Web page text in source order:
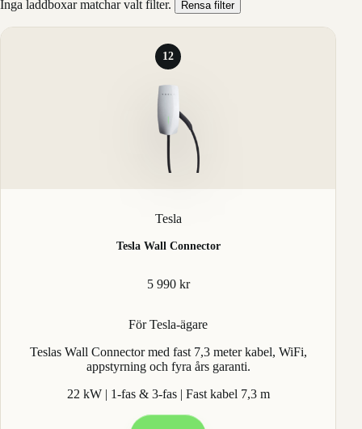
Inga laddboxar matchar valt filter. Rensa filter
12
Tesla
Tesla Wall Connector
5 990 kr
För Tesla-ägare
Teslas Wall Connector med fast 7,3 meter kabel, WiFi,
appstyrning och fyra års garanti.
22 kW | 1-fas & 3-fas | Fast kabel 7,3 m